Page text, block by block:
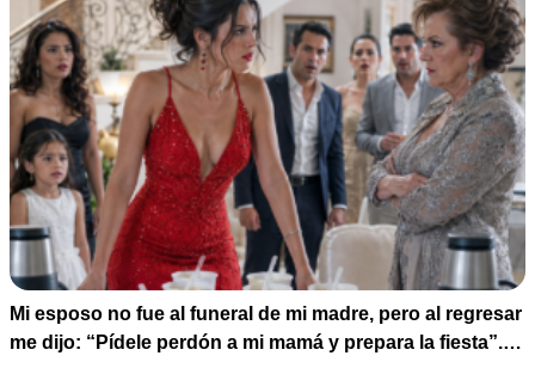
Mi esposo no fue al funeral de mi madre, pero al regresar
me dijo: “Pídele perdón a mi mamá y prepara la fiesta”.